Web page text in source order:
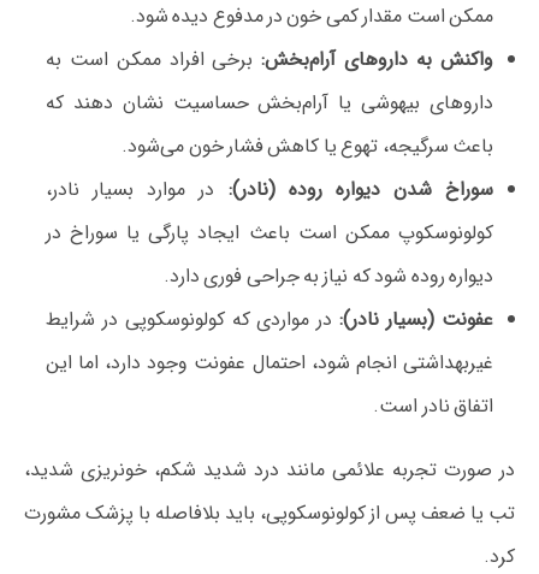
ممکن است مقدار کمی خون در مدفوع دیده شود.
واکنش به داروهای آرام‌بخش:برخی افراد ممکن است به
داروهای بیهوشی یا آرام‌بخش حساسیت نشان دهند که
باعث سرگیجه، تهوع یا کاهش فشار خون می‌شود.
سوراخ شدن دیواره روده (نادر): در موارد بسیار نادر،
کولونوسکوپ ممکن است باعث ایجاد پارگی یا سوراخ در
دیواره روده شود که نیاز به جراحی فوری دارد.
عفونت (بسیار نادر):در مواردی که کولونوسکوپی در شرایط
غیربهداشتی انجام شود، احتمال عفونت وجود دارد، اما این
اتفاق نادر است.
در صورت تجربه علائمی مانند درد شدید شکم، خونریزی شدید،
تب یا ضعف پس از کولونوسکوپی، باید بلافاصله با پزشک مشورت
کرد.